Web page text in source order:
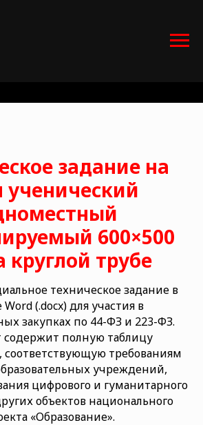
задание на
ученический
600×500
трубе
техническое задание в
(.docx) для участия в
закупках по 44-ФЗ и 223-ФЗ.
полную таблицу
соответствующую требованиям
учреждений,
цифрового и гуманитарного
объектов национального
«Образование».